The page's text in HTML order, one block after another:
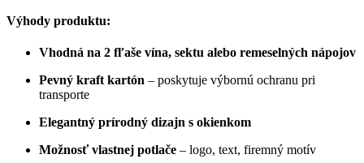
Výhody produktu:
Vhodná na 2 fľaše vína, sektu alebo remeselných nápojov
Pevný kraft kartón – poskytuje výbornú ochranu pri
transporte
Elegantný prírodný dizajn s okienkom
Možnosť vlastnej potlače – logo, text, firemný motív